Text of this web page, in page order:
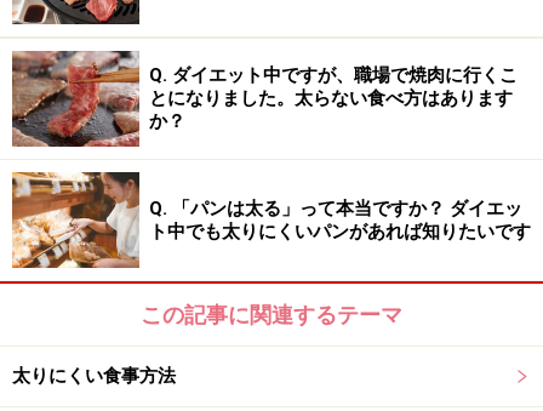
ダイエット中のオススメたんぱく質食品と
は？
植物性のたんぱく質、大豆製品はヘルシーで◎
ダイエット中に手軽＆ヘルシーにたんぱく質が摂れる食
品を紹介します。
※以下は100g中のたんぱく質含有量を表記しています。
■食事としておすすめのたんぱく質
Q. ダイエット中ですが、職場で焼肉に行くこ
とになりました。太らない食べ方はあります
か？
Q. 「パンは太る」って本当ですか？ ダイエッ
ト中でも太りにくいパンがあれば知りたいです
この記事に関連するテーマ
太りにくい食事方法